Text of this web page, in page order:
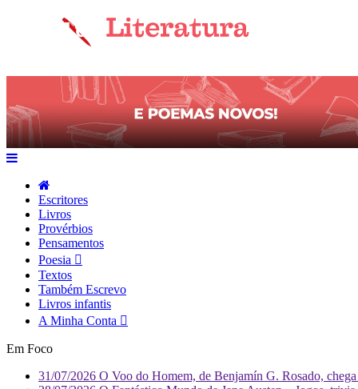
Escritores
Livros
Provérbios
Pensamentos
Poesia
Textos
Também Escrevo
Livros infantis
A Minha Conta
Em Foco
31/07/2026 O Voo do Homem, de Benjamín G. Rosado,